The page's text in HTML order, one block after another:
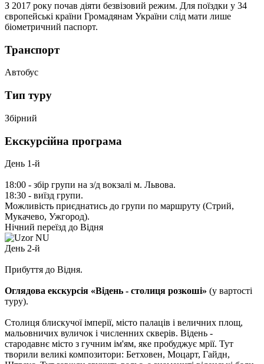
З 2017 року почав діяти безвізовий режим. Для поїздки у 34
європейські країни Громадянам України слід мати лише
біометричний паспорт.
Транспорт
Автобус
Тип туру
Збірний
Екскурсійна програма
День 1-й
18:00 - збір групи на з/д вокзалі м. Львова.
18:30 - виїзд групи.
Можливість приєднатись до групи по маршруту (Стрий,
Мукачево, Ужгород).
Нічний переїзд до Відня
День 2-й
Прибуття до Відня.
Оглядова екскурсія «Відень - столиця розкоші» (у вартості
туру).
Столиця блискучої імперії, місто палаців і величних площ,
мальовничих вуличок і численних скверів. Відень -
стародавнє місто з гучним ім'ям, яке пробуджує мрії. Тут
творили великі композитори: Бетховен, Моцарт, Гайдн,